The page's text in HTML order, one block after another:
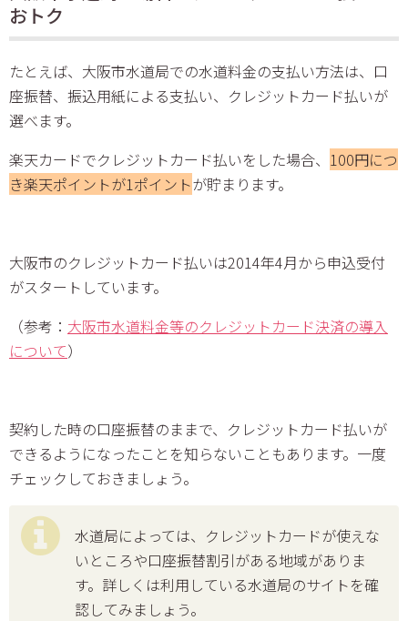
おトク
たとえば、大阪市水道局での水道料金の支払い方法は、口
座振替、振込用紙による支払い、クレジットカード払いが
選べます。
楽天カードでクレジットカード払いをした場合、 100円につ
き楽天ポイントが1ポイントが貯まります。
大阪市のクレジットカード払いは2014年4月から申込受付
がスタートしています。
（参考： 大阪市水道料金等のクレジットカード決済の導入
について）
契約した時の口座振替のままで、クレジットカード払いが
できるようになったことを知らないこともあります。一度
チェックしておきましょう。
水道局によっては、クレジットカードが使えな
いところや口座振替割引がある地域がありま
す。詳しくは利用している水道局のサイトを確
認してみましょう。